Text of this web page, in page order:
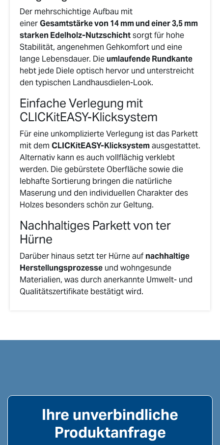
Der mehrschichtige Aufbau mit
einerGesamtstärke von 14 mm und einer 3,5 mm
starken Edelholz-Nutzschichtsorgt für hohe
Stabilität, angenehmen Gehkomfort und eine
lange Lebensdauer. Dieumlaufende Rundkante
hebt jede Diele optisch hervor und unterstreicht
den typischen Landhausdielen-Look.
Einfache Verlegung mit
CLICKitEASY-Klicksystem
Für eine unkomplizierte Verlegung ist das Parkett
mit dem CLICKitEASY-Klicksystemausgestattet.
Alternativ kann es auch vollflächig verklebt
werden. Die gebürstete Oberfläche sowie die
lebhafte Sortierung bringen die natürliche
Maserung und den individuellen Charakter des
Holzes besonders schön zur Geltung.
Nachhaltiges Parkett von ter
Hürne
Darüber hinaus setzt ter Hürne auf nachhaltige
Herstellungsprozesse und wohngesunde
Materialien, was durch anerkannte Umwelt- und
Qualitätszertifikate bestätigt wird.
Ihre unverbindliche
Produktanfrage